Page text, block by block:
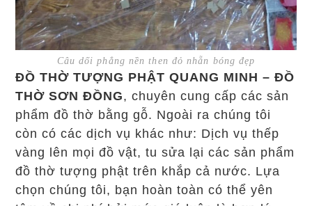
Câu dối phẳng nền then đỏ nhẵn bóng đẹp
ĐỒ THỜ TƯỢNG PHẬT QUANG MINH – ĐỒ
THỜ SƠN ĐỒNG, chuyên cung cấp các sản
phẩm đồ thờ bằng gỗ. Ngoài ra chúng tôi
còn có các dịch vụ khác như: Dịch vụ thếp
vàng lên mọi đồ vật, tu sửa lại các sản phẩm
đồ thờ tượng phật trên khắp cả nước. Lựa
chọn chúng tôi, bạn hoàn toàn có thể yên